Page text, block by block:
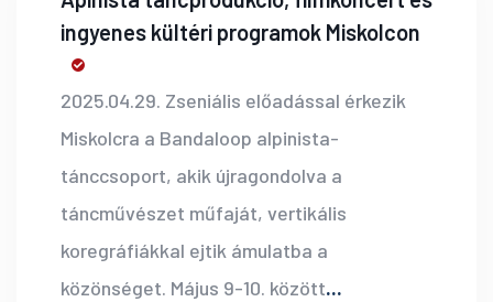
ingyenes kültéri programok Miskolcon
2025.04.29. Zseniális előadással érkezik
Miskolcra a Bandaloop alpinista-
tánccsoport, akik újragondolva a
táncművészet műfaját, vertikális
koregráfiákkal ejtik ámulatba a
közönséget. Május 9-10. között...